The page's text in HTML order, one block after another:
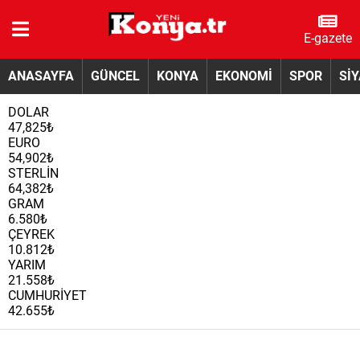
E-gazete
ANASAYFA GÜNCEL KONYA EKONOMİ SPOR
DOLAR
47,825₺
EURO
54,902₺
STERLİN
64,382₺
GRAM
6.580₺
ÇEYREK
10.812₺
YARIM
21.558₺
CUMHURİYET
42.655₺